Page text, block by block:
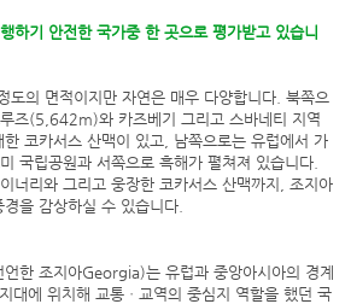
하기 안전한 국가중 한 곳으로 평가받고 있습니
도의 면적이지만 자연은 매우 다양합니다. 북쪽으
즈(5,642m)와 카즈베기 그리고 스바네티 지역
코카서스 산맥이 있고, 남쪽으로는 유럽에서 가
국립공원과 서쪽으로 흑해가 펼쳐져 있습니다.
너리와 그리고 웅장한 코카서스 산맥까지, 조지아
을 감상하실 수 있습니다.
한 조지아Georgia)는 유럽과 중앙아시아의 경계
대에 위치해 교통ㆍ교역의 중심지 역할을 했던 국